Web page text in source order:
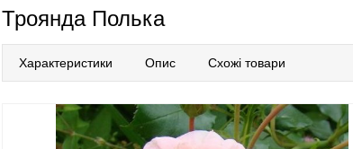
Троянда Полька
Характеристики Опис Схожі товари